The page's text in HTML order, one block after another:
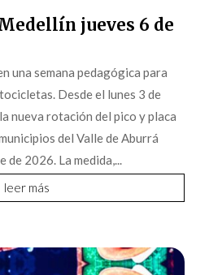
jueves 6 de
una semana pedagógica para
Desde el lunes 3 de
nueva rotación del pico y placa
del Valle de Aburrá
2026. La medida,...
leer más